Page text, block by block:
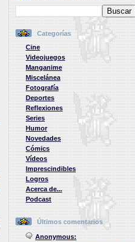
Categorías
Cine
Videojuegos
Manganime
Miscelánea
Fotografía
Deportes
Reflexiones
Series
Humor
Novedades
Cómics
Vídeos
Imprescindibles
Logros
Acerca de...
Podcast
Últimos comentarios
Anonymous: